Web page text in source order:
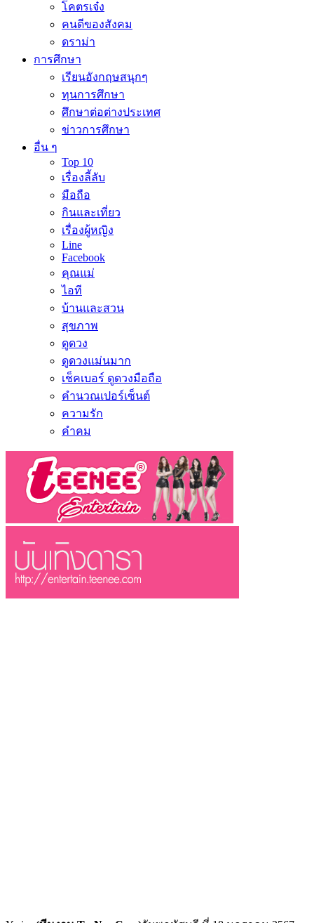
โคตรเจ๋ง
คนดีของสังคม
ดราม่า
การศึกษา
เรียนอังกฤษสนุกๆ
ทุนการศึกษา
ศึกษาต่อต่างประเทศ
ข่าวการศึกษา
อื่น ๆ
Top 10
เรื่องลี้ลับ
มือถือ
กินและเที่ยว
เรื่องผู้หญิง
Line
Facebook
คุณแม่
ไอที
บ้านและสวน
สุขภาพ
ดูดวง
ดูดวงแม่นมาก
เช็คเบอร์ ดูดวงมือถือ
คำนวณเปอร์เซ็นต์
ความรัก
คำคม